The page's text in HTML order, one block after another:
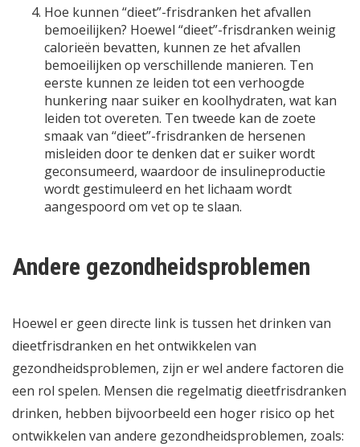
Hoe kunnen “dieet”-frisdranken het afvallen
bemoeilijken? Hoewel “dieet”-frisdranken weinig
calorieën bevatten, kunnen ze het afvallen
bemoeilijken op verschillende manieren. Ten
eerste kunnen ze leiden tot een verhoogde
hunkering naar suiker en koolhydraten, wat kan
leiden tot overeten. Ten tweede kan de zoete
smaak van “dieet”-frisdranken de hersenen
misleiden door te denken dat er suiker wordt
geconsumeerd, waardoor de insulineproductie
wordt gestimuleerd en het lichaam wordt
aangespoord om vet op te slaan.
Andere gezondheidsproblemen
Hoewel er geen directe link is tussen het drinken van
dieetfrisdranken en het ontwikkelen van
gezondheidsproblemen, zijn er wel andere factoren die
een rol spelen. Mensen die regelmatig dieetfrisdranken
drinken, hebben bijvoorbeeld een hoger risico op het
ontwikkelen van andere gezondheidsproblemen, zoals: